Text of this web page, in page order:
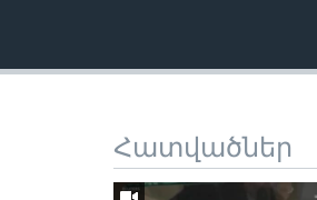
Հատվածներ